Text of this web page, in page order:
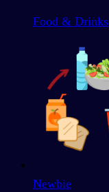
Food & Drinks
Newbie